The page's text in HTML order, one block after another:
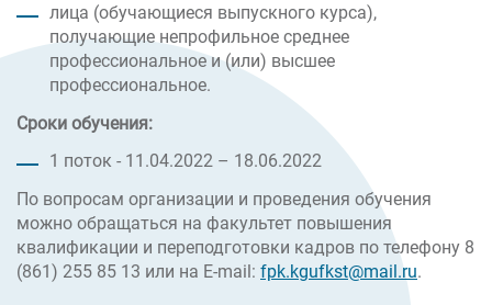
лица (обучающиеся выпускного курса),
получающие непрофильное среднее
профессиональное и (или) высшее
профессиональное.
Сроки обучения:
1 поток - 11.04.2022 – 18.06.2022
По вопросам организации и проведения обучения
можно обращаться на факультет повышения
квалификации и переподготовки кадров по телефону 8
(861) 255 85 13 или на E-mail: fpk.kgufkst@mail.ru.